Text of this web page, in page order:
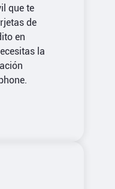
que te
de
en
la